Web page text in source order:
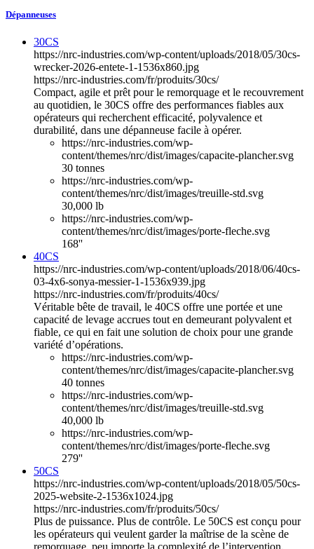
Dépanneuses
30CS
https://nrc-industries.com/wp-content/uploads/2018/05/30cs-
wrecker-2026-entete-1-1536x860.jpg
https://nrc-industries.com/fr/produits/30cs/
Compact, agile et prêt pour le remorquage et le recouvrement
au quotidien, le 30CS offre des performances fiables aux
opérateurs qui recherchent efficacité, polyvalence et
durabilité, dans une dépanneuse facile à opérer.
https://nrc-industries.com/wp-
content/themes/nrc/dist/images/capacite-plancher.svg
30 tonnes
https://nrc-industries.com/wp-
content/themes/nrc/dist/images/treuille-std.svg
30,000 lb
https://nrc-industries.com/wp-
content/themes/nrc/dist/images/porte-fleche.svg
168''
40CS
https://nrc-industries.com/wp-content/uploads/2018/06/40cs-
03-4x6-sonya-messier-1-1536x939.jpg
https://nrc-industries.com/fr/produits/40cs/
Véritable bête de travail, le 40CS offre une portée et une
capacité de levage accrues tout en demeurant polyvalent et
fiable, ce qui en fait une solution de choix pour une grande
variété d’opérations.
https://nrc-industries.com/wp-
content/themes/nrc/dist/images/capacite-plancher.svg
40 tonnes
https://nrc-industries.com/wp-
content/themes/nrc/dist/images/treuille-std.svg
40,000 lb
https://nrc-industries.com/wp-
content/themes/nrc/dist/images/porte-fleche.svg
279''
50CS
https://nrc-industries.com/wp-content/uploads/2018/05/50cs-
2025-website-2-1536x1024.jpg
https://nrc-industries.com/fr/produits/50cs/
Plus de puissance. Plus de contrôle. Le 50CS est conçu pour
les opérateurs qui veulent garder la maîtrise de la scène de